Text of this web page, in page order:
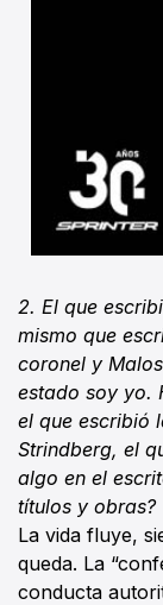
2. El que
mismo que
coronel y
estado soy yo.
el que escribió
Strindberg, el
algo en el
títulos y obras?
La vida fluye,
queda. La
conducta